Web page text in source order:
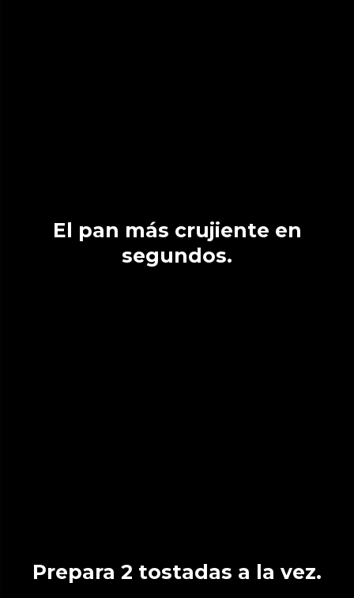
El pan más crujiente en
segundos.
Prepara 2 tostadas a la vez.